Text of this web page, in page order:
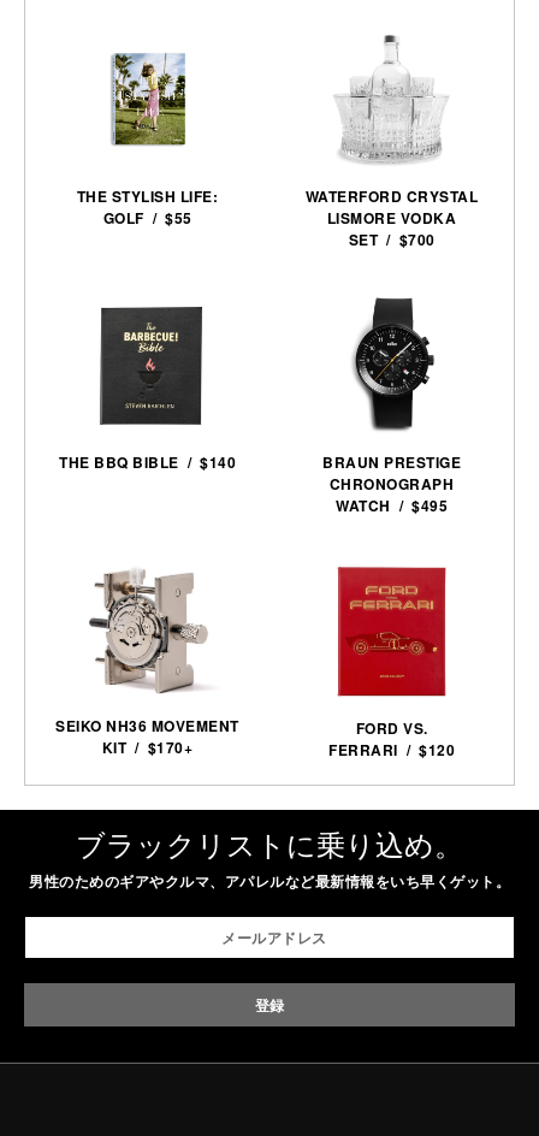
THE STYLISH LIFE:
GOLF / $55
WATERFORD CRYSTAL
LISMORE VODKA
SET / $700
THE BBQ BIBLE / $140
BRAUN PRESTIGE
CHRONOGRAPH
WATCH / $495
SEIKO NH36 MOVEMENT
KIT / $170+
FORD VS.
FERRARI / $120
ブラックリストに乗り込め。
男性のためのギアやクルマ、アパレルなど最新情報をいち早くゲット。